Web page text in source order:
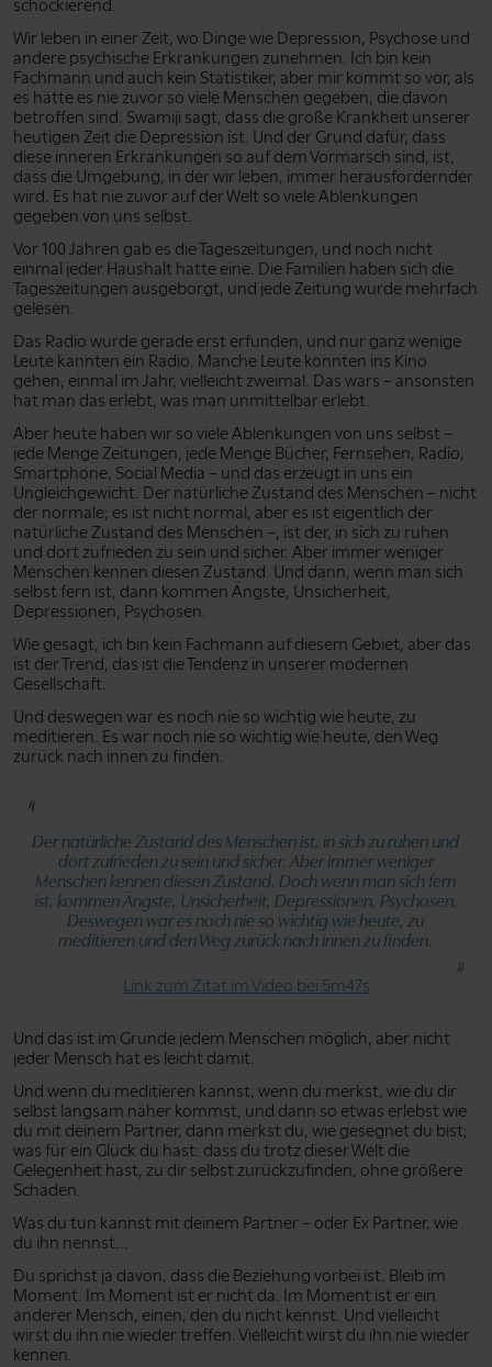
schockierend.
Wir leben in einer Zeit, wo Dinge wie Depression, Psychose und
andere psychische Erkrankungen zunehmen. Ich bin kein
Fachmann und auch kein Statistiker, aber mir kommt so vor, als
es hätte es nie zuvor so viele Menschen gegeben, die davon
betroffen sind. Swamiji sagt, dass die große Krankheit unserer
heutigen Zeit die Depression ist. Und der Grund dafür, dass
diese inneren Erkrankungen so auf dem Vormarsch sind, ist,
dass die Umgebung, in der wir leben, immer herausfordernder
wird. Es hat nie zuvor auf der Welt so viele Ablenkungen
gegeben von uns selbst.
Vor 100 Jahren gab es die Tageszeitungen, und noch nicht
einmal jeder Haushalt hatte eine. Die Familien haben sich die
Tageszeitungen ausgeborgt, und jede Zeitung wurde mehrfach
gelesen.
Das Radio wurde gerade erst erfunden, und nur ganz wenige
Leute kannten ein Radio. Manche Leute konnten ins Kino
gehen, einmal im Jahr, vielleicht zweimal. Das wars – ansonsten
hat man das erlebt, was man unmittelbar erlebt.
Aber heute haben wir so viele Ablenkungen von uns selbst –
jede Menge Zeitungen, jede Menge Bücher, Fernsehen, Radio,
Smartphone, Social Media – und das erzeugt in uns ein
Ungleichgewicht. Der natürliche Zustand des Menschen – nicht
der normale; es ist nicht normal, aber es ist eigentlich der
natürliche Zustand des Menschen –, ist der, in sich zu ruhen
und dort zufrieden zu sein und sicher. Aber immer weniger
Menschen kennen diesen Zustand. Und dann, wenn man sich
selbst fern ist, dann kommen Ängste, Unsicherheit,
Depressionen, Psychosen.
Wie gesagt, ich bin kein Fachmann auf diesem Gebiet, aber das
ist der Trend, das ist die Tendenz in unserer modernen
Gesellschaft.
Und deswegen war es noch nie so wichtig wie heute, zu
meditieren. Es war noch nie so wichtig wie heute, den Weg
zurück nach innen zu finden.
Der natürliche Zustand des Menschen ist, in sich zu ruhen und
dort zufrieden zu sein und sicher. Aber immer weniger
Menschen kennen diesen Zustand. Doch wenn man sich fern
ist, kommen Ängste, Unsicherheit, Depressionen, Psychosen.
Deswegen war es noch nie so wichtig wie heute, zu
meditieren und den Weg zurück nach innen zu finden.
Link zum Zitat im Video bei 5m47s
Und das ist im Grunde jedem Menschen möglich, aber nicht
jeder Mensch hat es leicht damit.
Und wenn du meditieren kannst, wenn du merkst, wie du dir
selbst langsam näher kommst, und dann so etwas erlebst wie
du mit deinem Partner, dann merkst du, wie gesegnet du bist;
was für ein Glück du hast: dass du trotz dieser Welt die
Gelegenheit hast, zu dir selbst zurückzufinden, ohne größere
Schäden.
Was du tun kannst mit deinem Partner – oder Ex Partner, wie
du ihn nennst...
Du sprichst ja davon, dass die Beziehung vorbei ist. Bleib im
Moment. Im Moment ist er nicht da. Im Moment ist er ein
anderer Mensch, einen, den du nicht kennst. Und vielleicht
wirst du ihn nie wieder treffen. Vielleicht wirst du ihn nie wieder
kennen.